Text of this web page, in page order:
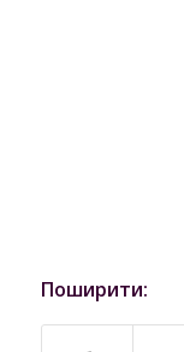
Поширити: